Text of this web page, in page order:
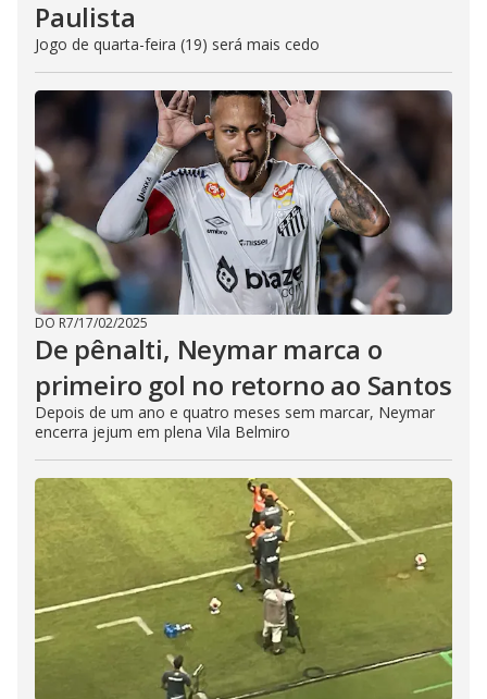
Paulista
Jogo de quarta-feira (19) será mais cedo
DO R7/17/02/2025
De pênalti, Neymar marca o
primeiro gol no retorno ao Santos
Depois de um ano e quatro meses sem marcar, Neymar
encerra jejum em plena Vila Belmiro